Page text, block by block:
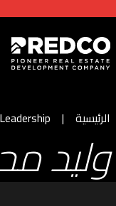
الرئيسية Leadership
وليد